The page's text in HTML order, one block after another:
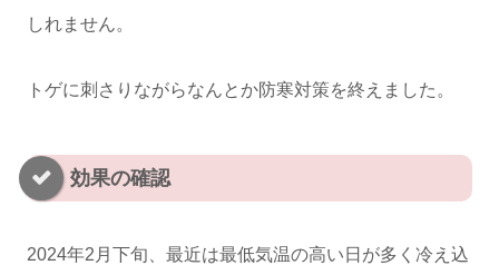
しれません。
トゲに刺さりながらなんとか防寒対策を終えました。
効果の確認
2024年2月下旬、最近は最低気温の高い日が多く冷え込